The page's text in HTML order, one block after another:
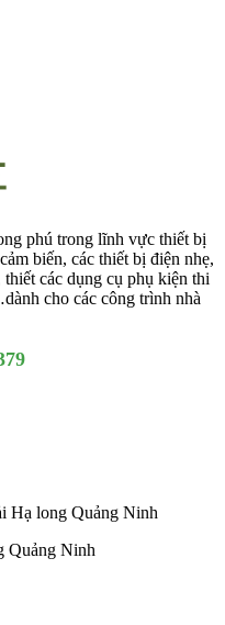
phú trong lĩnh vực thiết bị
biến, các thiết bị điện nhẹ,
các dụng cụ phụ kiện thi
cho các công trình nhà
Hạ long Quảng Ninh
Quảng Ninh